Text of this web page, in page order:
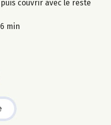
couvrir avec le reste
min